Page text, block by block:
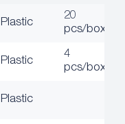
Plastic
20
pcs/box
Plastic
4
pcs/box
Plastic